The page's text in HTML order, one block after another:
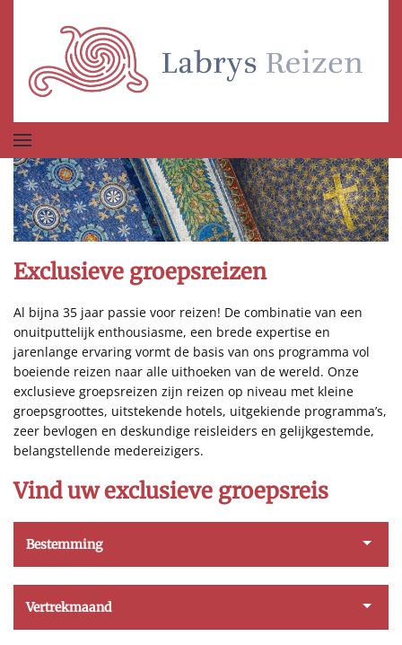
Terug naar hoofdinhoud
Exclusieve groepsreizen
Al bijna 35 jaar passie voor reizen! De combinatie van een
onuitputtelijk enthousiasme, een brede expertise en
jarenlange ervaring vormt de basis van ons programma vol
boeiende reizen naar alle uithoeken van de wereld. Onze
exclusieve groepsreizen zijn reizen op niveau met kleine
groepsgroottes, uitstekende hotels, uitgekiende programma’s,
zeer bevlogen en deskundige reisleiders en gelijkgestemde,
belangstellende medereizigers.
Vind uw exclusieve groepsreis
Bestemming
Vertrekmaand